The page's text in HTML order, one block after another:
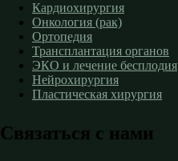
Кардиохирургия
Онкология (рак)
Ортопедия
Трансплантация органов
ЭКО и лечение бесплодия
Нейрохирургия
Пластическая хирургия
Связаться с нами